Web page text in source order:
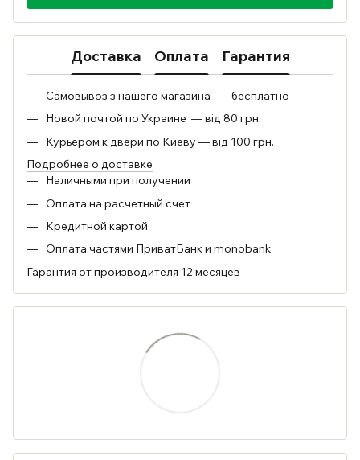
Доставка Оплата Гарантия
Самовывоз з нашего магазина — бесплатно
Новой почтой по Украине — від 80 грн.
Курьером к двери по Киеву — від 100 грн.
Подробнее о доставке
Наличными при получении
Оплата на расчетный счет
Кредитной картой
Оплата частями ПриватБанк и monobank
Гарантия от производителя 12 месяцев